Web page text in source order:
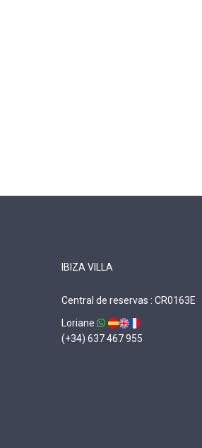
IBIZA VILLA
Central de reservas : CR0163E
Loriane
(+34) 637 467 955